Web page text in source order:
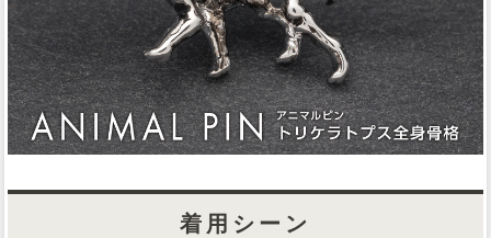
着用シーン